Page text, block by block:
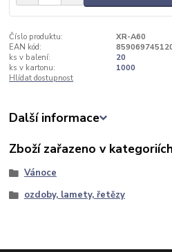
Číslo produktu:
XR-A60
EAN kód:
ks v balení:
20
ks v kartonu:
1000
Hlídat dostupnost
Další informace
Zboží zařazeno v kategoriích
Vánoce
ozdoby, lamety, řetězy